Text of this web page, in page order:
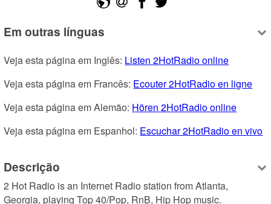
Em outras línguas
Veja esta página em Inglês: Listen 2HotRadio online
Veja esta página em Francês: Ecouter 2HotRadio en ligne
Veja esta página em Alemão: Hören 2HotRadio online
Veja esta página em Espanhol: Escuchar 2HotRadio en vivo
Descrição
2 Hot Radio is an Internet Radio station from Atlanta,
Georgia, playing Top 40/Pop, RnB, Hip Hop music.